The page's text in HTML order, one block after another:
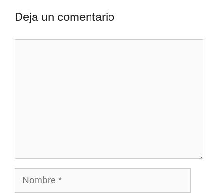
Deja un comentario
Nombre